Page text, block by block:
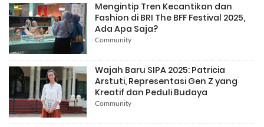
Mengintip Tren Kecantikan dan
Fashion di BRI The BFF Festival 2025,
Ada Apa Saja?
Community
Wajah Baru SIPA 2025: Patricia
Arstuti, Representasi Gen Z yang
Kreatif dan Peduli Budaya
Community